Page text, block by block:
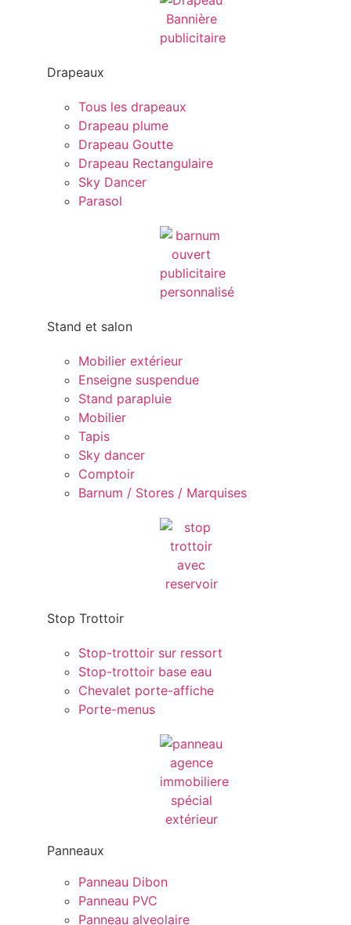
Drapeaux
Tous les drapeaux
Drapeau plume
Drapeau Goutte
Drapeau Rectangulaire
Sky Dancer
Parasol
Stand et salon
Mobilier extérieur
Enseigne suspendue
Stand parapluie
Mobilier
Tapis
Sky dancer
Comptoir
Barnum / Stores / Marquises
Stop Trottoir
Stop-trottoir sur ressort
Stop-trottoir base eau
Chevalet porte-affiche
Porte-menus
Panneaux
Panneau Dibon
Panneau PVC
Panneau alveolaire